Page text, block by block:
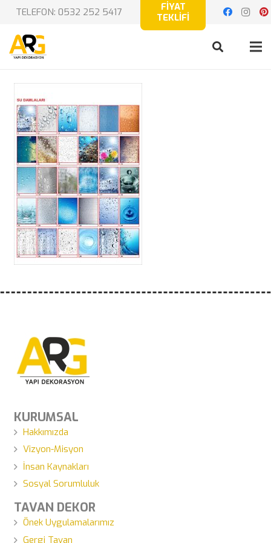
TELEFON: 0532 252 5417
FİYAT
TEKLİFİ
KURUMSAL
Hakkımızda
Vizyon-Misyon
İnsan Kaynakları
Sosyal Sorumluluk
TAVAN DEKOR
Önek Uygulamalarımız
Gergi Tavan